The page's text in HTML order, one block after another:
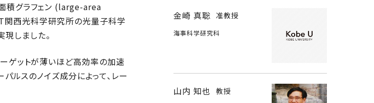
積グラフェン (large-area
関西光科学研究所の光量子科学
しました。
ゲットが薄いほど高効率の加速
ルスのノイズ成分によって、レー
金崎 真聡 准教授
海事科学研究科
山内 知也 教授